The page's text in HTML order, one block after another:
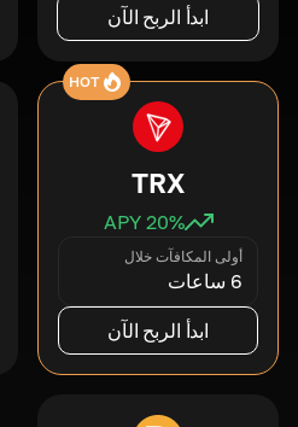
ابدأ الربح الآن
HOT
TRX
20% APY
أولى المكافآت خلال
6 ساعات
ابدأ الربح الآن